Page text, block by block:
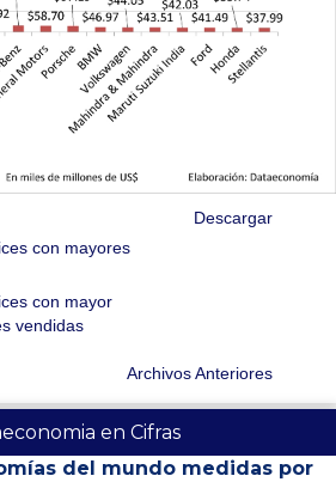
Descargar
con mayores
con mayor
vendidas
Archivos Anteriores
en Cifras
del mundo medidas por